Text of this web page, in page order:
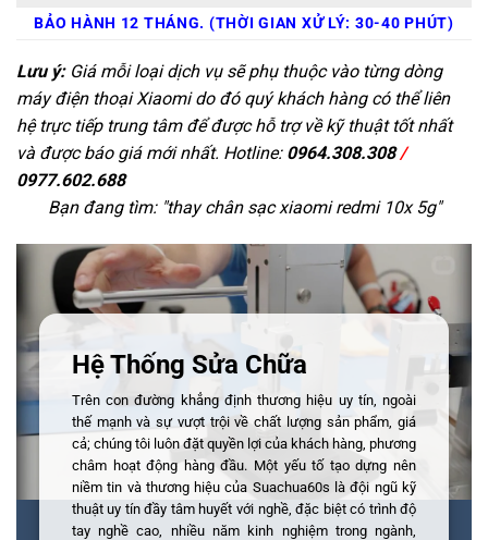
BẢO HÀNH 12 THÁNG. (THỜI GIAN XỬ LÝ: 30-40 PHÚT)
Lưu ý:Giá mỗi loại dịch vụ sẽ phụ thuộc vào từng dòng
máy điện thoại Xiaomi do đó quý khách hàng có thể liên
hệ trực tiếp trung tâm để được hỗ trợ về kỹ thuật tốt nhất
và được báo giá mới nhất. Hotline: 0964.308.308/
0977.602.688
Bạn đang tìm: "thay chân sạc xiaomi redmi 10x 5g"
Hệ Thống Sửa Chữa
Trên con đường khẳng định thương hiệu uy tín, ngoài
thế mạnh và sự vượt trội về chất lượng sản phẩm, giá
cả; chúng tôi luôn đặt quyền lợi của khách hàng, phương
châm hoạt động hàng đầu. Một yếu tố tạo dựng nên
niềm tin và thương hiệu của Suachua60s là đội ngũ kỹ
thuật uy tín đầy tâm huyết với nghề, đặc biệt có trình độ
tay nghề cao, nhiều năm kinh nghiệm trong ngành,